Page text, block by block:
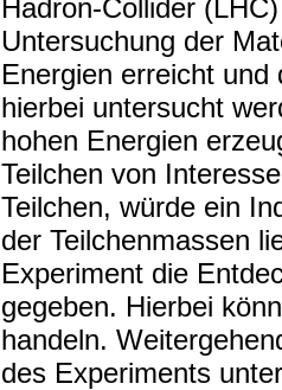
Hadron-Collider
Untersuchung der
Energien erreicht und
hierbei untersucht
hohen Energien
Teilchen von
Teilchen, würde ein
der Teilchenmassen
Experiment die
gegeben. Hierbei
handeln.
des Experiments